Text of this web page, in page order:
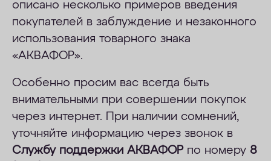
ОПЛАТА
КОНТАКТЫ
описано несколько примеров введения
покупателей в заблуждение и незаконного
иcпользования товарного знака
«АКВАФОР».
Особенно просим вас всегда быть
внимательными при совершении покупок
через интернет. При наличии сомнений,
уточняйте информацию через звонок в
Службу поддержки АКВАФОРпо номеру 8